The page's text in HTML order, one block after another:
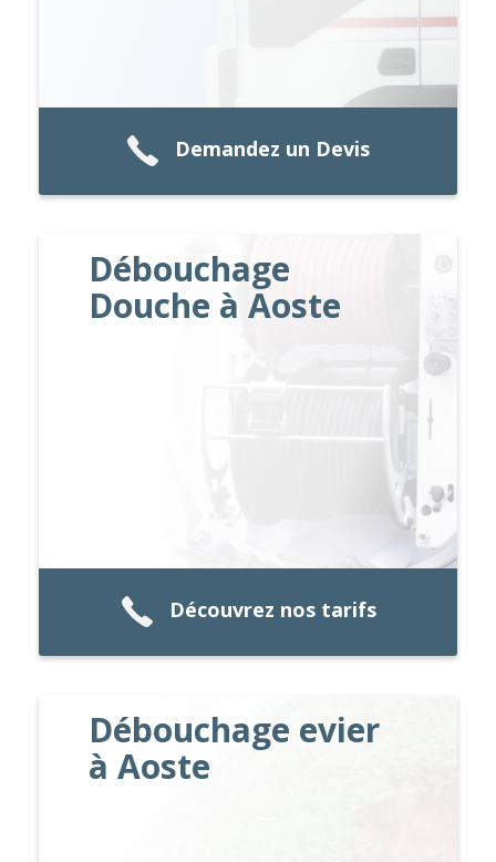
Demandez un Devis
Débouchage
Douche à Aoste
Découvrez nos tarifs
Débouchage evier
à Aoste